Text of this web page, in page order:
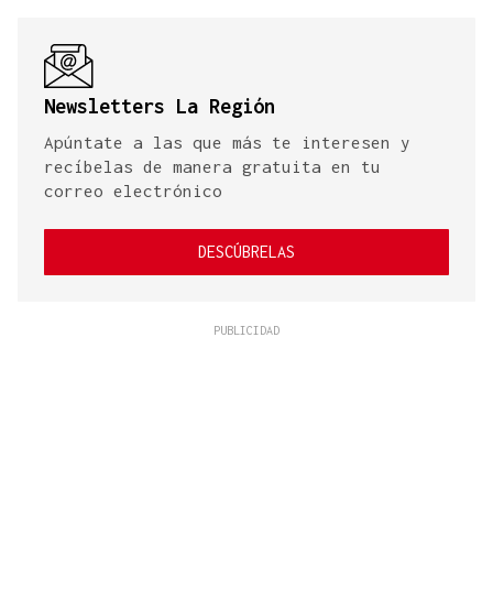
Newsletters La Región
Apúntate a las que más te interesen y
recíbelas de manera gratuita en tu
correo electrónico
DESCÚBRELAS